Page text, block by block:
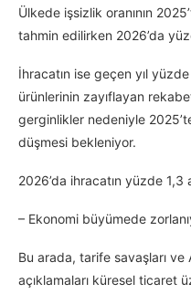
Ülkede işsizlik oranının
tahmin edilirken 2026’da
İhracatın ise geçen yıl
ürünlerinin zayıflayan
gerginlikler nedeniyle
düşmesi bekleniyor.
2026’da ihracatın yüzde 1,3
– Ekonomi büyümede
Bu arada, tarife savaşları ve
açıklamaları küresel ticaret